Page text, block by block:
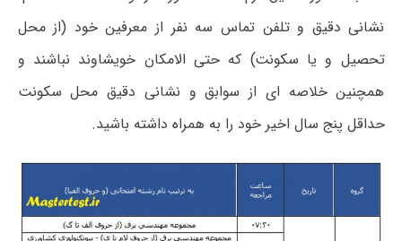
نشانی دقیق و تلفن تماس سه نفر از معرفین خود (از محل
تحصیل و یا سکونت) که حتی الامکان خویشاوند نباشند و
همچنین خلاصه ای از سوابق و نشانی دقیق محل سکونت
حداقل پنج سال اخیر خود را به همراه داشته باشید.